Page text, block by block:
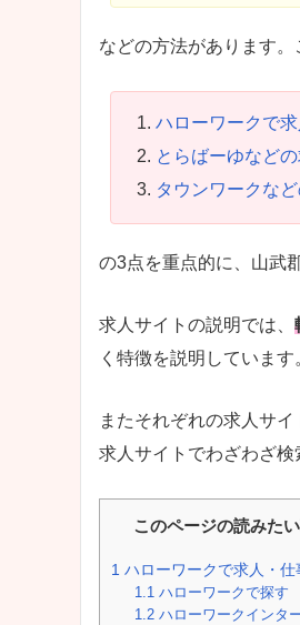
などの方法があります。
ハローワークで
とらばーゆなど
タウンワークな
の3点を重点的に、山武
求人サイトの説明では、
く特徴を説明しています
またそれぞれの求人サイ
求人サイトでわざわざ検
このページの読みた
1 ハローワークで求人・仕
1.1 ハローワークで探す
1.2 ハローワークインタ